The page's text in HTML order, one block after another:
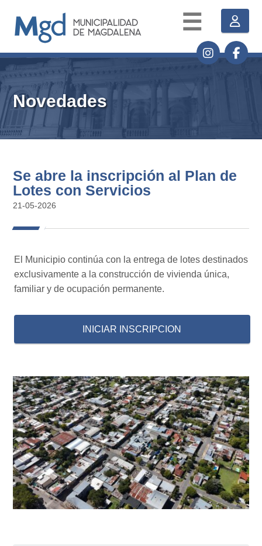
☰
Novedades
Se abre la inscripción al Plan de
Lotes con Servicios
21-05-2026
El Municipio continúa con la entrega de lotes destinados
exclusivamente a la construcción de vivienda única,
familiar y de ocupación permanente.
INICIAR INSCRIPCION